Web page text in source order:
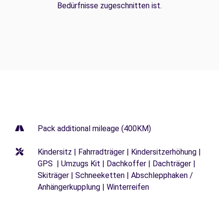
Bedürfnisse zugeschnitten ist.
Pack additional mileage (400KM)
Kindersitz | Fahrradträger | Kindersitzerhöhung |
GPS | Umzugs Kit | Dachkoffer | Dachträger |
Skiträger | Schneeketten | Abschlepphaken /
Anhängerkupplung | Winterreifen